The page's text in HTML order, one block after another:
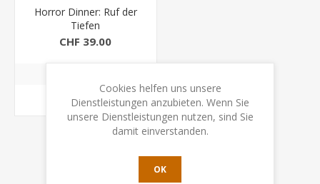
Horror Dinner: Ruf der
Tiefen
CHF 39.00
KAUFEN
Cookies helfen uns unsere
Dienstleistungen anzubieten. Wenn Sie
unsere Dienstleistungen nutzen, sind Sie
damit einverstanden.
OK